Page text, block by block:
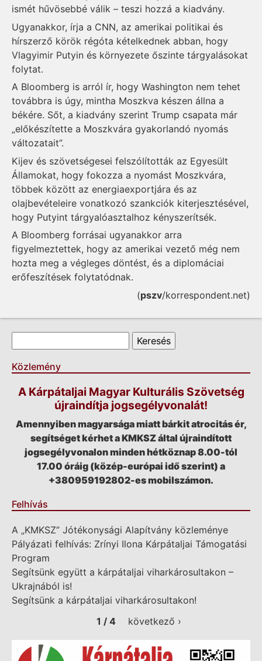
ismét hűvösebbé válik – teszi hozzá a kiadvány.
Ugyanakkor, írja a CNN, az amerikai politikai és
hírszerző körök régóta kételkednek abban, hogy
Vlagyimir Putyin és környezete őszinte tárgyalásokat
folytat.
A Bloomberg is arról ír, hogy Washington nem tehet
továbbra is úgy, mintha Moszkva készen állna a
békére. Sőt, a kiadvány szerint Trump csapata már
„előkészítette a Moszkvára gyakorlandó nyomás
változatait”.
Kijev és szövetségesei felszólították az Egyesült
Államokat, hogy fokozza a nyomást Moszkvára,
többek között az energiaexportjára és az
olajbevételeire vonatkozó szankciók kiterjesztésével,
hogy Putyint tárgyalóasztalhoz kényszerítsék.
A Bloomberg forrásai ugyanakkor arra
figyelmeztettek, hogy az amerikai vezető még nem
hozta meg a végleges döntést, és a diplomáciai
erőfeszítések folytatódnak.
(pszv/korrespondent.net)
Keresés űrlap
Keresés
Közlemény
A Kárpátaljai Magyar Kulturális Szövetség
újraindítja jogsegélyvonalát!
Amennyiben magyarsága miatt bárkit atrocitás ér,
segítséget kérhet a KMKSZ által újraindított
jogsegélyvonalon minden hétköznap 8.00-tól
17.00 óráig (közép-európai idő szerint) a
+380959192802-es mobilszámon.
Felhívás
A „KMKSZ” Jótékonysági Alapítvány közleménye
Pályázati felhívás: Zrínyi Ilona Kárpátaljai Támogatási
Program
Segítsünk együtt a kárpátaljai viharkárosultakon –
Ukrajnából is!
Segítsünk a kárpátaljai viharkárosultakon!
1 / 4
következő ›